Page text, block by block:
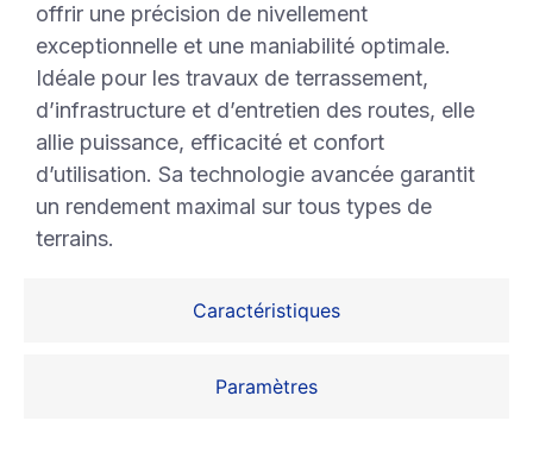
Caractéristiques
Paramètres
offrir une précision de nivellement
exceptionnelle et une maniabilité optimale.
Idéale pour les travaux de terrassement,
d’infrastructure et d’entretien des routes, elle
allie puissance, efficacité et confort
d’utilisation. Sa technologie avancée garantit
un rendement maximal sur tous types de
terrains.